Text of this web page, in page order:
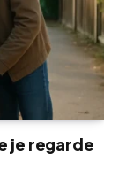
je regarde